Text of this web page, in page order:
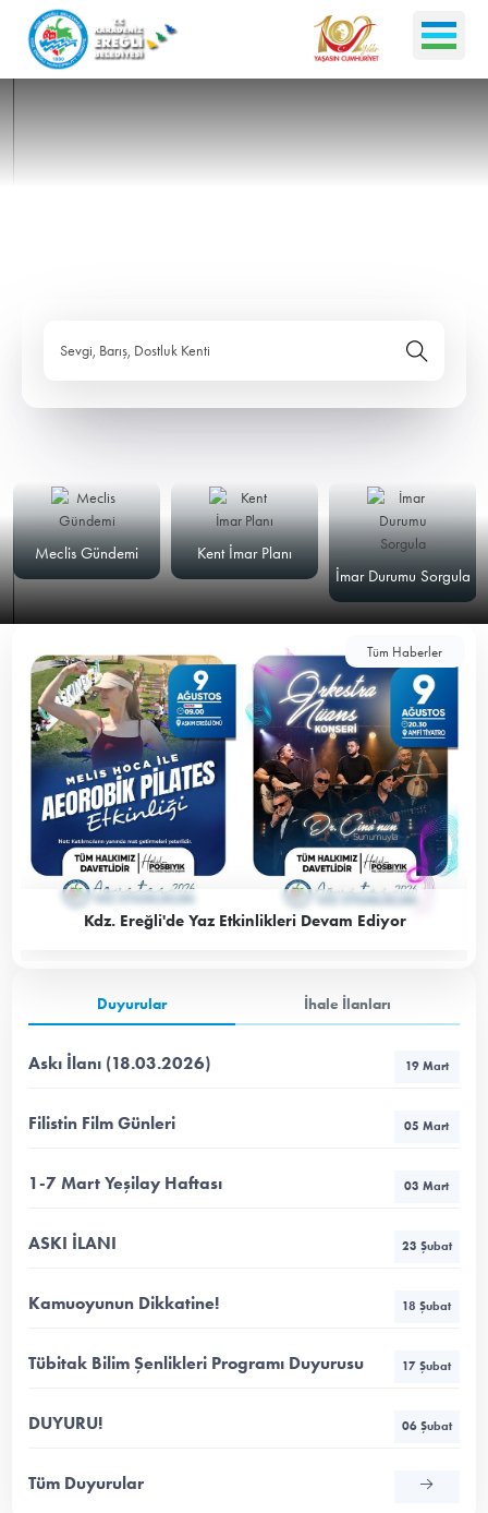
Sevgi, Barış, Dostluk Kenti
Meclis Gündemi
Kent İmar Planı
İmar Durumu Sorgula
Tüm Haberler
Kdz. Ereğli'de Yaz Etkinlikleri Devam Ediyor
Duyurular İhale İlanları
Askı İlanı (18.03.2026) 19 Mart
Filistin Film Günleri 05 Mart
1-7 Mart Yeşilay Haftası 03 Mart
ASKI İLANI 23 Şubat
Kamuoyunun Dikkatine! 18 Şubat
Tübitak Bilim Şenlikleri Programı Duyurusu 17 Şubat
DUYURU! 06 Şubat
Tüm Duyurular